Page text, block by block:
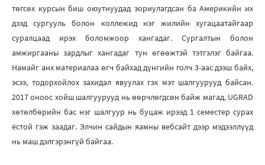
төгсөх курсын биш оюутнуудад зориулагдсан ба Америкийн их
дээд сургууль болон коллежид нэг жилийн хугацаатайгаар
суралцаад ирэх боломжоор хангадаг. Сургалтын болон
амжиргааны зардлыг хангадаг тун өгөөжтэй тэтгэлэг байгаа.
Намайг анх материалаа өгч байхад дүнгийн голч 3-аас дээш байх,
эсээ, тодорхойлох захидал явуулах гэх мэт шалгуурууд байсан.
2017 оноос хойш шалгуурууд нь өөрчлөгдсөн байж магад. UGRAD
хөтөлбөрийн бас нэг шалгуур нь буцаж ирээд 1 семестер сурах
ёстой гэж заадаг. Элчин сайдын яамны вебсайт дээр мэдээллүүд
нь маш дэлгэрэнгүй байгаа.